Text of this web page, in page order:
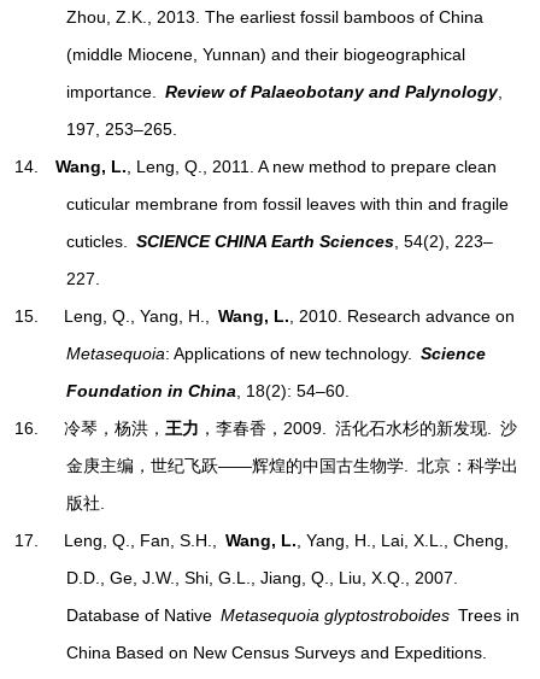
Zhou, Z.K., 2013. The earliest fossil bamboos of China
(middle Miocene, Yunnan) and their biogeographical
importance. Review of Palaeobotany and Palynology,
197, 253–265.
14. Wang, L., Leng, Q., 2011. A new method to prepare clean
cuticular membrane from fossil leaves with thin and fragile
cuticles. SCIENCE CHINA Earth Sciences, 54(2), 223–
227.
15. Leng, Q., Yang, H., Wang, L., 2010. Research advance on
Metasequoia: Applications of new technology. Science
Foundation in China, 18(2): 54–60.
16. 冷琴，杨洪， 王力 ，李春香，2009. 活化石水杉的新发现. 沙
金庚主编，世纪飞跃——辉煌的中国古生物学. 北京：科学出
版社.
17. Leng, Q., Fan, S.H., Wang, L., Yang, H., Lai, X.L., Cheng,
D.D., Ge, J.W., Shi, G.L., Jiang, Q., Liu, X.Q., 2007.
Database of Native Metasequoia glyptostroboides Trees in
China Based on New Census Surveys and Expeditions.